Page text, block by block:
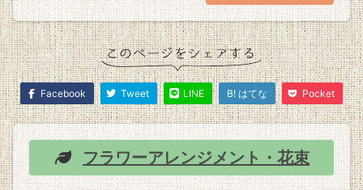
Facebook Tweet LINE B! はてな Pocket
フラワーアレンジメント・花束